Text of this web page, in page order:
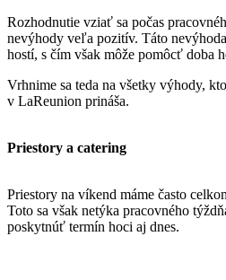
Rozhodnutie vziať sa počas
nevýhody veľa pozitív. Táto
hostí, s čím však môže pomôcť doba
Vrhnime sa teda na všetky výhody,
v LaReunion prináša.
Priestory a catering
Priestory na víkend máme často
Toto sa však netýka pracovného
poskytnúť termín hoci aj dnes.